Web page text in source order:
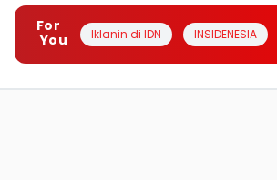
For
You
Iklanin di IDN INSIDENESIA